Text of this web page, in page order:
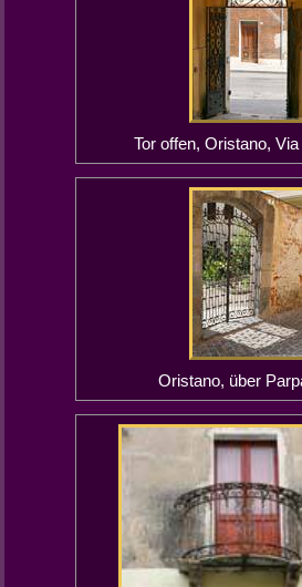
Tor offen, Oristano,
Oristano, über